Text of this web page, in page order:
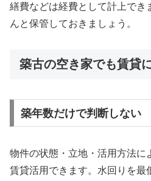
繕費などは経費として計上でき
んと保管しておきましょう。
築古の空き家でも賃貸
築年数だけで判断しない
物件の状態・立地・活用方法に
賃貸活用できます。水回りを最